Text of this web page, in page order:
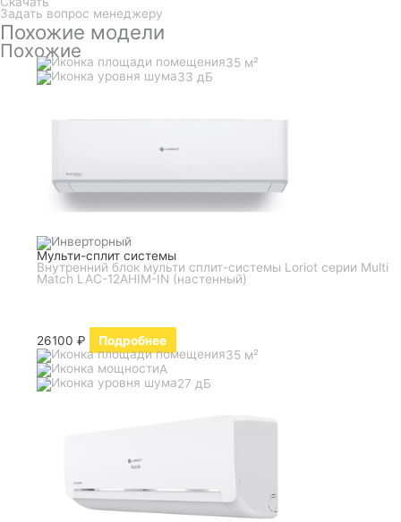
Задать вопрос менеджеру
Похожие модели
Похожие
35 м²
33 дБ
Мульти-сплит системы
Внутренний блок мульти сплит-системы Loriot серии Multi
Match LAC-12AHIM-IN (настенный)
26100₽
Подробнее
35 м²
A
27 дБ